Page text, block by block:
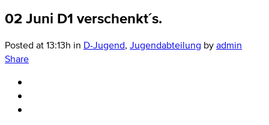
02 Juni D1 verschenkt´s.
Posted at 13:13h in D-Jugend, Jugendabteilung byadmin
Share